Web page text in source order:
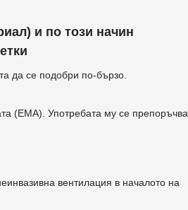
и по този начин
да се подобри по-бързо.
(EMA). Употребата му се препоръчва
вентилация в началото на